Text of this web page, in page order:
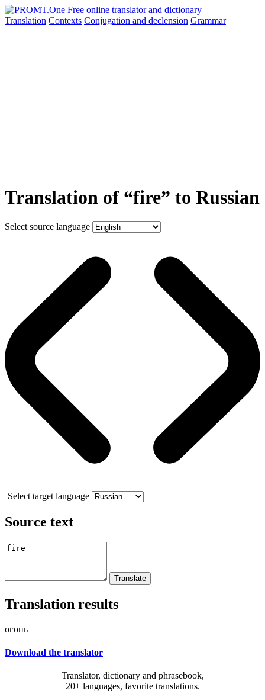
Translation Contexts Conjugation and declension Grammar
Translation of “fire” to Russian
Select source language
Select target language
Source text
Translation results
огонь
Download the translator
Translator, dictionary and phrasebook,
20+ languages, favorite translations.